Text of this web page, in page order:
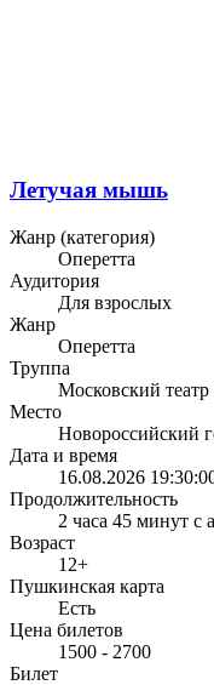
Летучая мышь
Жанр (категория)
Оперетта
Аудитория
Для взрослых
Жанр
Оперетта
Труппа
Московский театр
Место
Новороссийский
Дата и время
16.08.2026
Продолжительность
2 часа 45 минут с
Возраст
12+
Пушкинская карта
Есть
Цена билетов
1500 - 2700
Билет